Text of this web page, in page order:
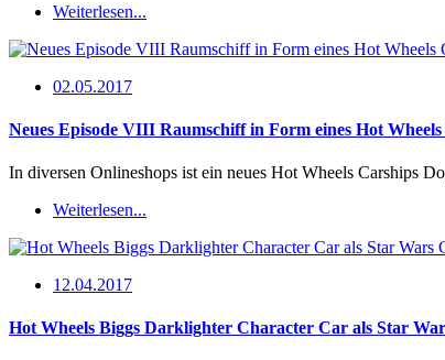
Weiterlesen...
02.05.2017
Neues Episode VIII Raumschiff in Form eines Hot
In diversen Onlineshops ist ein neues Hot Wheels Carships
Weiterlesen...
12.04.2017
Hot Wheels Biggs Darklighter Character Car als Star